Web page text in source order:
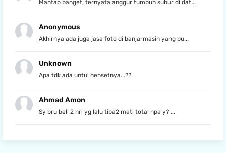
Mantap banget, ternyata anggur tumbuh subur di dat...
Anonymous
Akhirnya ada juga jasa foto di banjarmasin yang bu...
Unknown
Apa tdk ada untul hensetnya. .??
Ahmad Amon
Sy bru beli 2 hri yg lalu tiba2 mati total npa y? ...